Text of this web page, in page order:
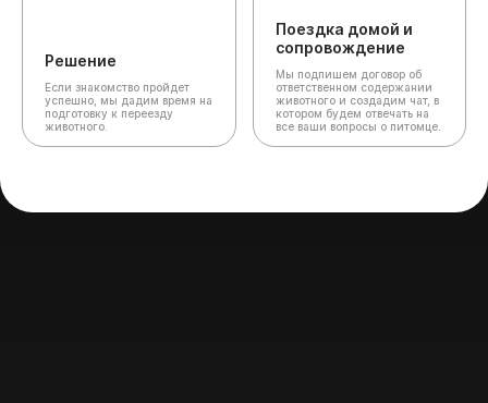
Решение
Если знакомство пройдет
успешно, мы дадим время на
подготовку к переезду
животного.
Поездка домой и
сопровождение
Мы подпишем договор об
ответственном содержании
животного и создадим чат, в
котором будем отвечать на
все ваши вопросы о питомце.